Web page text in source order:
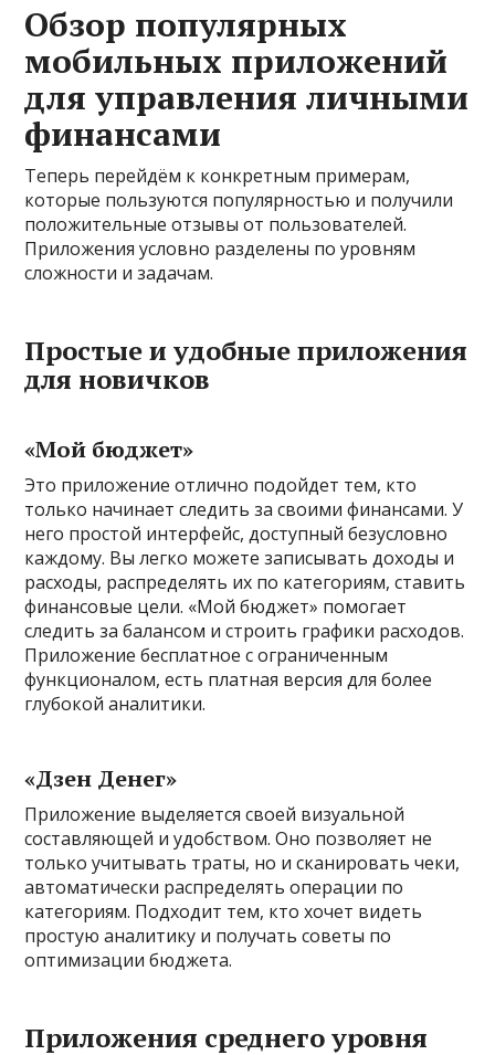
Обзор популярных
мобильных приложений
для управления личными
финансами
Теперь перейдём к конкретным примерам,
которые пользуются популярностью и получили
положительные отзывы от пользователей.
Приложения условно разделены по уровням
сложности и задачам.
Простые и удобные приложения
для новичков
«Мой бюджет»
Это приложение отлично подойдет тем, кто
только начинает следить за своими финансами. У
него простой интерфейс, доступный безусловно
каждому. Вы легко можете записывать доходы и
расходы, распределять их по категориям, ставить
финансовые цели. «Мой бюджет» помогает
следить за балансом и строить графики расходов.
Приложение бесплатное с ограниченным
функционалом, есть платная версия для более
глубокой аналитики.
«Дзен Денег»
Приложение выделяется своей визуальной
составляющей и удобством. Оно позволяет не
только учитывать траты, но и сканировать чеки,
автоматически распределять операции по
категориям. Подходит тем, кто хочет видеть
простую аналитику и получать советы по
оптимизации бюджета.
Приложения среднего уровня